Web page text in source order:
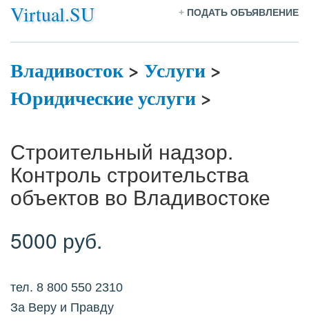
Virtual.SU + ПОДАТЬ ОБЪЯВЛЕНИЕ
Владивосток> Услуги>
Юридические услуги>
Строительный надзор.
Контроль строительства
объектов во Владивостоке
5000 руб.
тел. 8 800 550 2310
За Веру и Правду